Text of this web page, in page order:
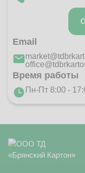
Email
Время работы
Пн-Пт 8:00 -